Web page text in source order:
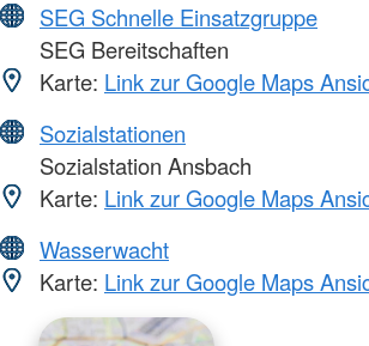
SEG Schnelle Einsatzgruppe
SEG Bereitschaften
Karte: Link zur Google Maps
Sozialstationen
Sozialstation Ansbach
Karte: Link zur Google Maps
Wasserwacht
Karte: Link zur Google Maps